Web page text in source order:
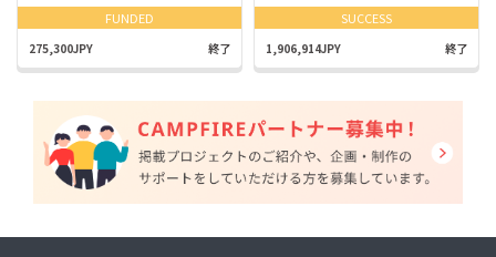
FUNDED
275,300JPY 終了
SUCCESS
1,906,914JPY 終了